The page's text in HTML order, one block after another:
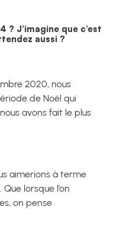
? J’imagine que c’est
aussi ?
2020, nous
de Noël qui
avons fait le plus
aimerions à terme
lorsque l’on
on pense